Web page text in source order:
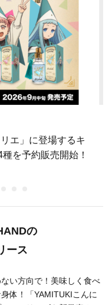
エ」に登場するキ
を予約販売開始！
の
ース
い方向で！美味しく食べ
体！「YAMITUKIこんに